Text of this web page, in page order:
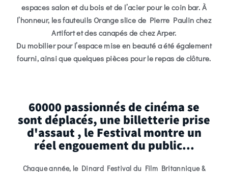
espaces salon et du bois et de l’acier pour le coin bar. À
l’honneur, les fauteuils Orange slice de Pierre Paulin chez
Artifort et des canapés de chez Arper.
Du mobilier pour l’espace mise en beauté a été également
fourni, ainsi que quelques pièces pour le repas de clôture.
60000 passionnés de cinéma se
sont déplacés, une billetterie prise
d'assaut , le Festival montre un
réel engouement du public...
Chaque année, le Dinard Festival du Film Britannique &